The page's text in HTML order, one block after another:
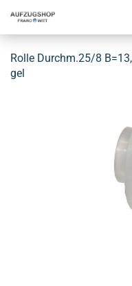
Rolle Durchm.25/8
gel